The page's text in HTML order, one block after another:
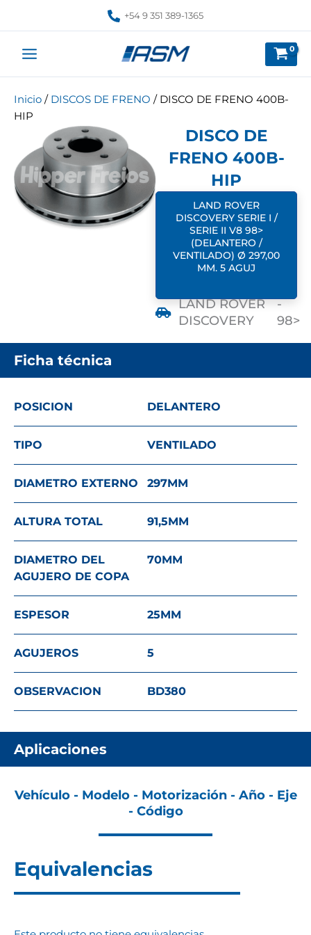
+54 9 351 389-1365
Inicio / DISCOS DE FRENO / DISCO DE FRENO 400B-
HIP
DISCO DE
FRENO 400B-
HIP
LAND ROVER
DISCOVERY SERIE I /
SERIE II V8 98>
(DELANTERO /
VENTILADO) Ø 297,00
MM. 5 AGUJ
LAND ROVER
DISCOVERY
-
98>
Ficha técnica
POSICION DELANTERO
TIPO VENTILADO
DIAMETRO EXTERNO 297MM
ALTURA TOTAL 91,5MM
DIAMETRO DEL
AGUJERO DE COPA
70MM
ESPESOR 25MM
AGUJEROS 5
OBSERVACION BD380
Aplicaciones
Vehículo - Modelo - Motorización - Año - Eje
- Código
Equivalencias